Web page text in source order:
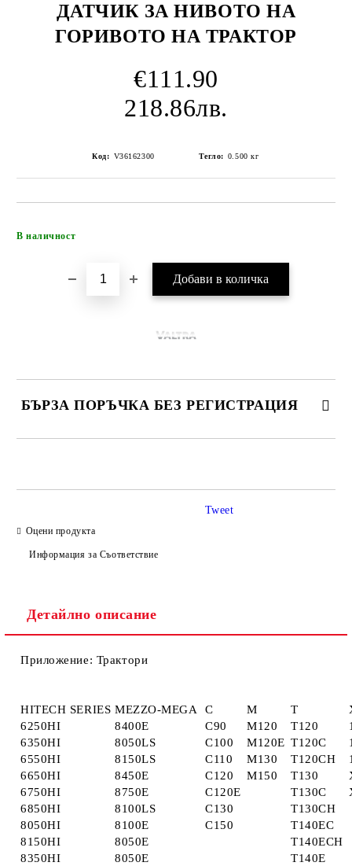
ДАТЧИК ЗА НИВОТО НА
ГОРИВОТО НА ТРАКТОР
€111.90
218.86лв.
Код: V36162300 Тегло: 0.500 кг
В наличност
БЪРЗА ПОРЪЧКА БЕЗ РЕГИСТРАЦИЯ
Оцени продукта
Информация за Съответствие
Tweet
Детайлно описание
Приложение: Трактори
HITECH SERIES MEZZO-MEGA C M T
6250HI
8400E C90 M120 T120
6350HI
8050LS C100 M120E T120C
6550HI
8150LS C110 M130 T120CH
6650HI
8450E C120 M150 T130
6750HI
8750E C120E T130C
6850HI
8100LS C130
T130CH
8050HI
8100E C150
T140EC
8150HI
8050E
T140ECH
8350HI
8050E T140E